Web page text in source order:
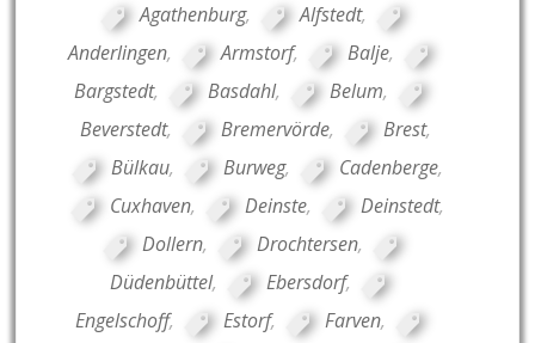
Agathenburg, Alfstedt,
Anderlingen, Armstorf, Balje,
Bargstedt, Basdahl, Belum,
Beverstedt, Bremervörde, Brest,
Bülkau, Burweg, Cadenberge,
Cuxhaven, Deinste, Deinstedt,
Dollern, Drochtersen,
Düdenbüttel, Ebersdorf,
Engelschoff, Estorf, Farven,